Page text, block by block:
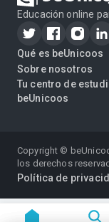
Educación online
Qué es beUnicoos
Sobre nosotros
Tu centro de
beUnicoos
Copyright ©
los derechos
Política de